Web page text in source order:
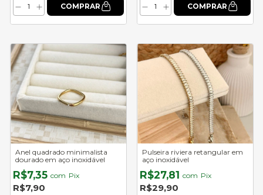
Anel quadrado minimalista
dourado em aço inoxidável
R$7,35 com Pix
R$7,90
Pulseira riviera retangular em
aço inoxidável
R$27,81 com Pix
R$29,90